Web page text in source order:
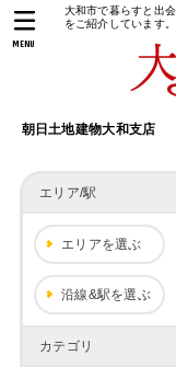
大和市で暮らすと出
をご紹介しています。
朝日土地建物大和支店
MENU
エリア/駅
エリアを選ぶ
沿線&駅を選ぶ
カテゴリ